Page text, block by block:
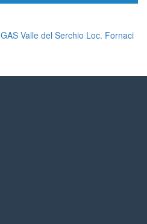
GAS Valle del Serchio Loc. Fornaci